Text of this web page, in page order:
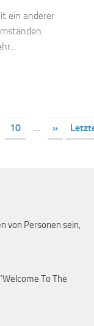
ein anderer
10 ... »
von Personen sein,
To The